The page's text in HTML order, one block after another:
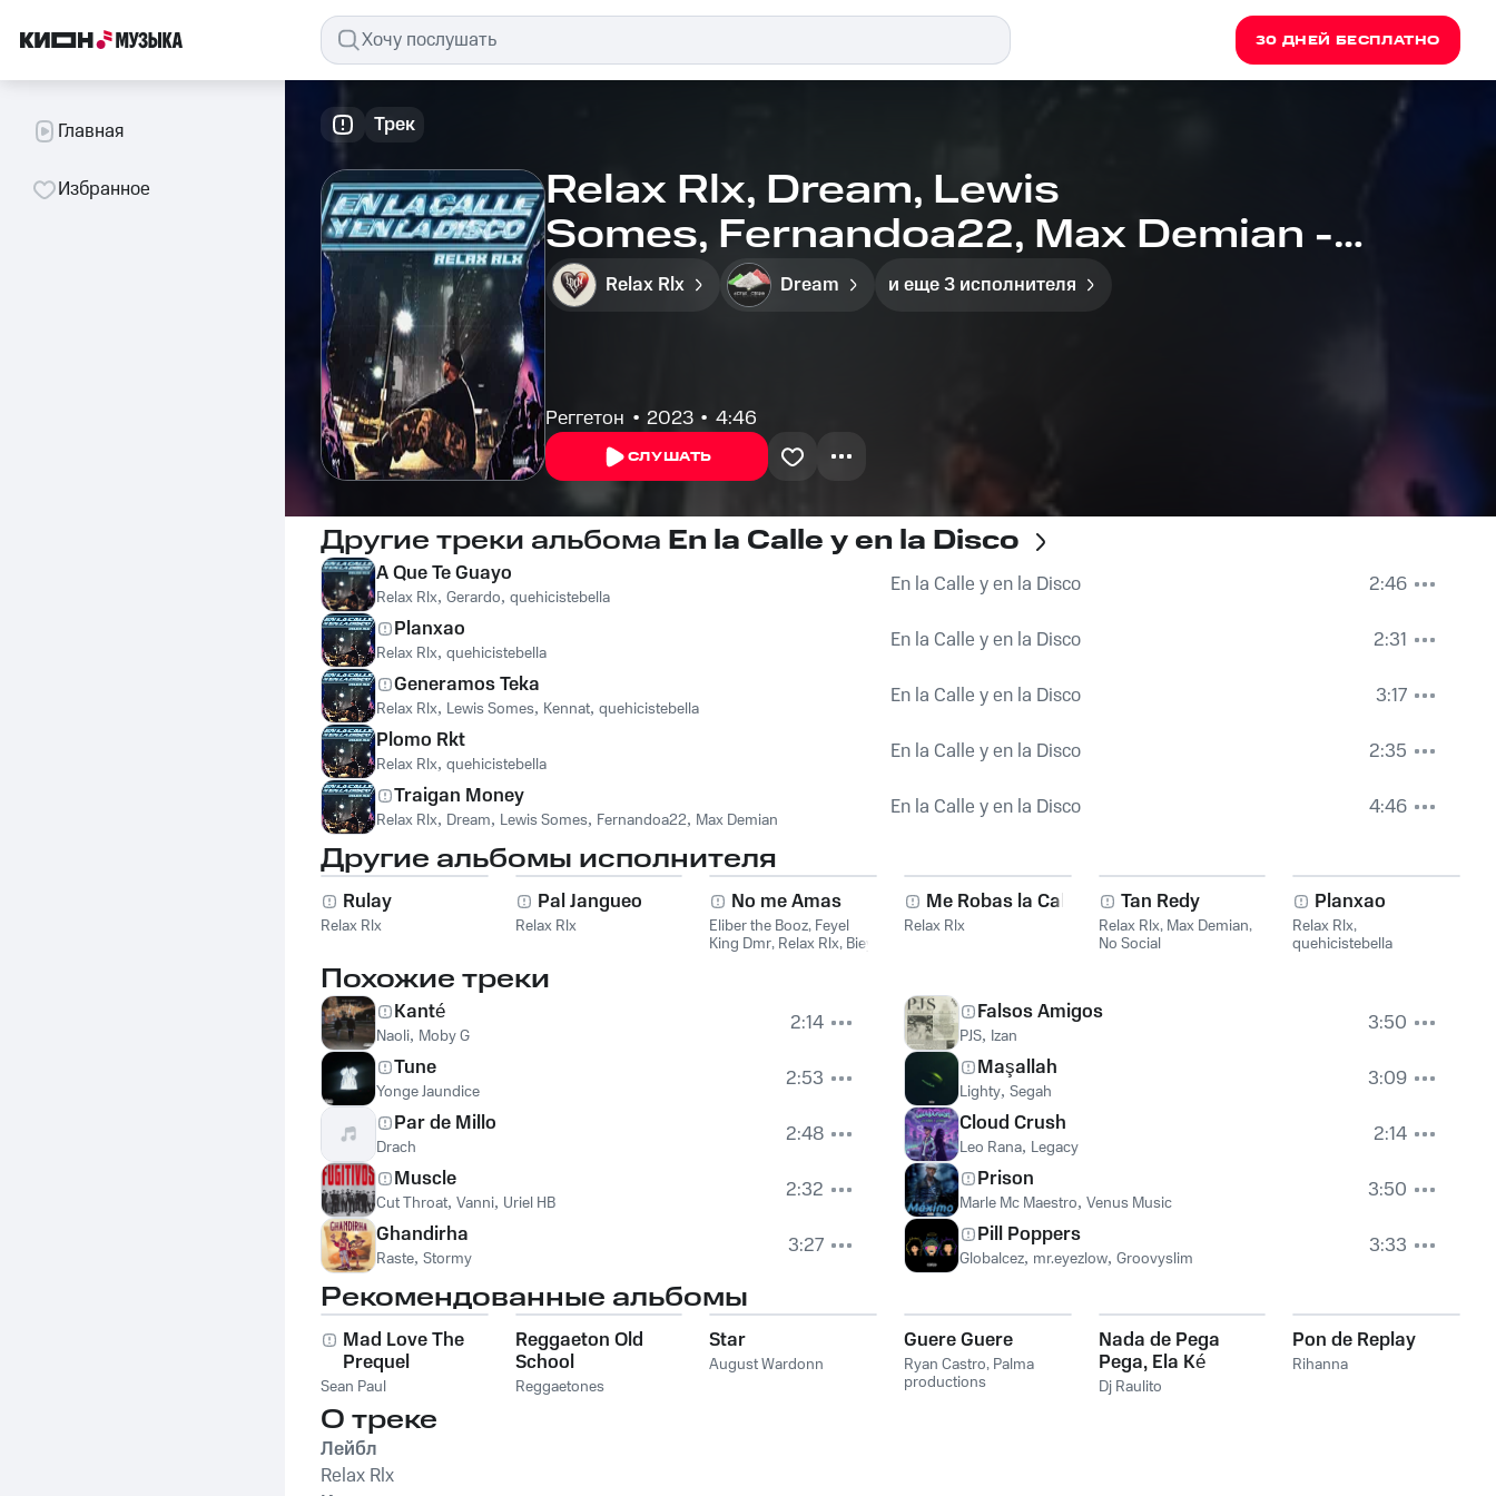
30 ДНЕЙ БЕСПЛАТНО
Главная
Избранное
Трек
Relax Rlx, Dream, Lewis
Somes, Fernandoa22, Max Demian -
Traigan Money
Relax Rlx Dream и еще 3 исполнителя
Реггетон 2023 4:46
СЛУШАТЬ
Другие треки альбома En la Calle y en la Disco
A Que Te Guayo
Relax Rlx, Gerardo, quehicistebella En la Calle y en la Disco
2:46
Planxao
Relax Rlx, quehicistebella En la Calle y en la Disco
2:31
Generamos Teka
Relax Rlx, Lewis Somes, Kennat, quehicistebella En la Calle y en la Disco
3:17
Plomo Rkt
Relax Rlx, quehicistebella En la Calle y en la Disco
2:35
Traigan Money
Relax Rlx, Dream, Lewis Somes, Fernandoa22, Max Demian En la Calle y en la Disco 4:46
Другие альбомы исполнителя
Rulay
Relax Rlx
Pal Jangueo
Relax Rlx
No me Amas
Eliber the Booz, Feyel
King Dmr, Relax Rlx, Biey
Me Robas la Calma
Relax Rlx
Tan Redy
Relax Rlx, Max Demian,
No Social
Planxao
Relax Rlx,
quehicistebella
Похожие треки
Kanté
Naoli, Moby G
2:14
Tune
Yonge Jaundice
2:53
Par de Millo
Drach
2:48
Muscle
Cut Throat, Vanni, Uriel HB
2:32
Ghandirha
Raste, Stormy 3:27
Falsos Amigos
PJS, Izan
3:50
Maşallah
Lighty, Segah
3:09
Cloud Crush
Leo Rana, Legacy
2:14
Prison
Marle Mc Maestro, Venus Music
3:50
Pill Poppers
Globalcez, mr.eyezlow, Groovyslim 3:33
Рекомендованные альбомы
Mad Love The
Prequel
Sean Paul
Reggaeton Old
School
Reggaetones
Star
August Wardonn
Guere Guere
Ryan Castro, Palma
productions
Nada de Pega
Pega, Ela Ké
Cavucadinha
Dj Raulito
Pon de Replay
Rihanna
О треке
Лейбл
Relax Rlx